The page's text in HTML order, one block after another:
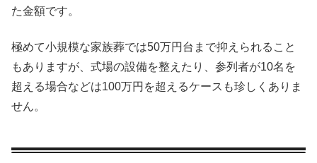
た金額です。
極めて小規模な家族葬では50万円台まで抑えられること
もありますが、式場の設備を整えたり、参列者が10名を
超える場合などは100万円を超えるケースも珍しくありま
せん。